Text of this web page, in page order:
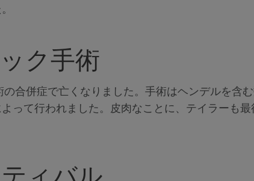
ク手術
合併症で亡くなりました。手術はヘンデルを含
って行われました。皮肉なことに、テイラーも